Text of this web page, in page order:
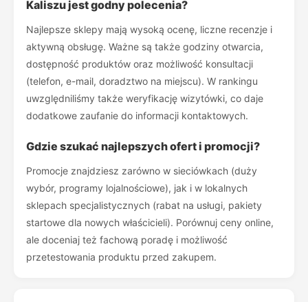
Kaliszu jest godny polecenia?
Najlepsze sklepy mają wysoką ocenę, liczne recenzje i
aktywną obsługę. Ważne są także godziny otwarcia,
dostępność produktów oraz możliwość konsultacji
(telefon, e-mail, doradztwo na miejscu). W rankingu
uwzględniliśmy także weryfikację wizytówki, co daje
dodatkowe zaufanie do informacji kontaktowych.
Gdzie szukać najlepszych ofert i promocji?
Promocje znajdziesz zarówno w sieciówkach (duży
wybór, programy lojalnościowe), jak i w lokalnych
sklepach specjalistycznych (rabat na usługi, pakiety
startowe dla nowych właścicieli). Porównuj ceny online,
ale doceniaj też fachową poradę i możliwość
przetestowania produktu przed zakupem.